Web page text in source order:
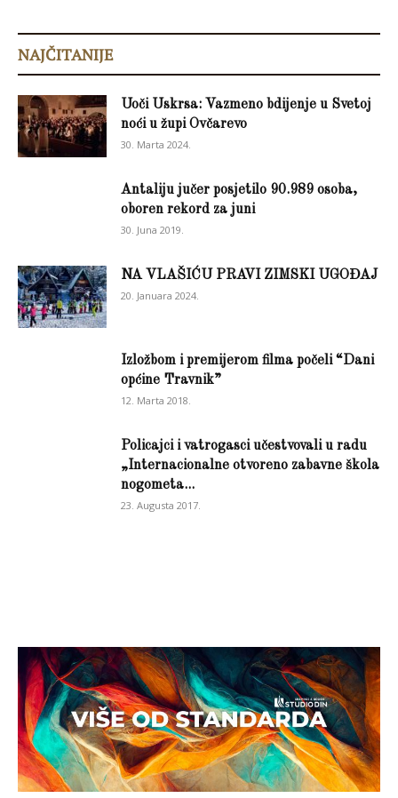
NAJČITANIJE
Uoči Uskrsa: Vazmeno bdijenje u Svetoj
noći u župi Ovčarevo
30. Marta 2024.
Antaliju jučer posjetilo 90.989 osoba,
oboren rekord za juni
30. Juna 2019.
NA VLAŠIĆU PRAVI ZIMSKI UGOĐAJ
20. Januara 2024.
Izložbom i premijerom filma počeli “Dani
općine Travnik”
12. Marta 2018.
Policajci i vatrogasci učestvovali u radu
„Internacionalne otvoreno zabavne škola
nogometa...
23. Augusta 2017.